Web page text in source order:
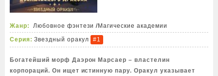
Жанр: Любовное фэнтези /Магические академии
Серия: Звездный оракул #1
Богатейший морф Даэрон Марсаер – властелин
корпораций. Он ищет истинную пару. Оракул указывает